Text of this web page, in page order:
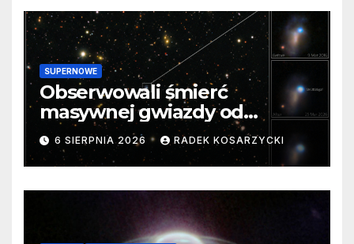
SUPERNOWE
Obserwowali śmierć
masywnej gwiazdy od
samego początku. Niezwykle
cenne dane
6 SIERPNIA 2026 RADEK KOSARZYCKI